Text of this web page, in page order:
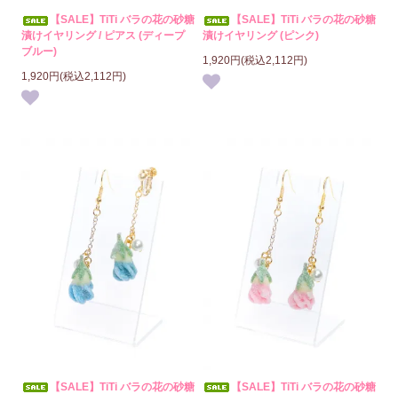
【SALE】TiTi バラの花の砂糖
漬けイヤリング / ピアス (ディープ
ブルー)
1,920円(税込2,112円)
【SALE】TiTi バラの花の砂糖
漬けイヤリング (ピンク)
1,920円(税込2,112円)
【SALE】TiTi バラの花の砂糖
【SALE】TiTi バラの花の砂糖